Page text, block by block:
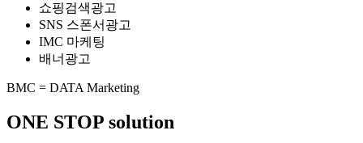
쇼핑검색광고
SNS 스폰서광고
IMC 마케팅
배너광고
BMC = DATA Marketing
ONE STOP solution